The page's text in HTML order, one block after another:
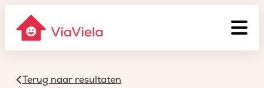
Terug naar resultaten